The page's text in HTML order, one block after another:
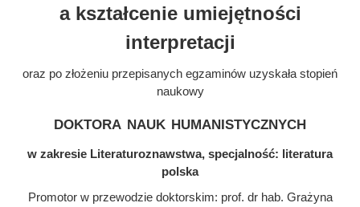
a kształcenie umiejętności
interpretacji
oraz po złożeniu przepisanych egzaminów uzyskała stopień
naukowy
doktora nauk humanistycznych
w zakresie Literaturoznawstwa, specjalność: literatura
polska
Promotor w przewodzie doktorskim: prof. dr hab. Grażyna